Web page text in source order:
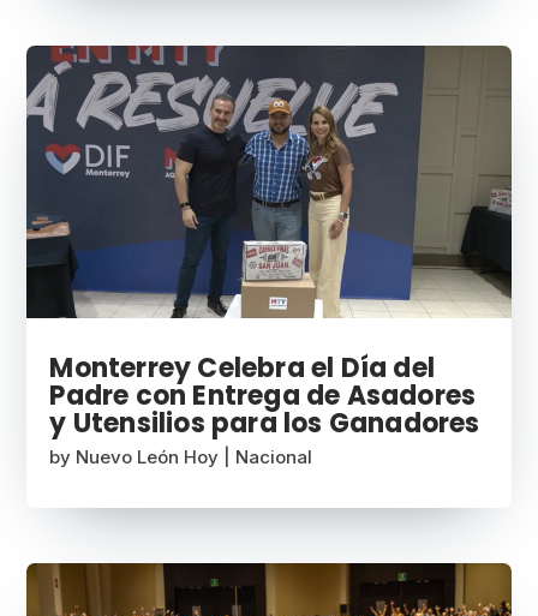
Monterrey Celebra el Día del
Padre con Entrega de Asadores
y Utensilios para los Ganadores
by Nuevo León Hoy Nacional